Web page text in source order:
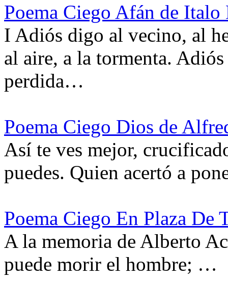
Poema Ciego Afán de
I Adiós digo al vecino, al
al aire, a la tormenta.
perdida…
Poema Ciego Dios de
Así te ves mejor,
puedes. Quien acertó a
Poema Ciego En Plaza De
A la memoria de Alberto
puede morir el hombre; …